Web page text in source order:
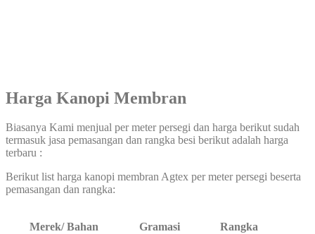
Harga Kanopi Membran
Biasanya Kami menjual per meter persegi dan harga berikut sudah
termasuk jasa pemasangan dan rangka besi berikut adalah harga
terbaru :
Berikut list harga kanopi membran Agtex per meter persegi beserta
pemasangan dan rangka:
Merek/ Bahan Gramasi Rangka